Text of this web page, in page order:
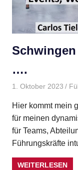
….
1. Oktober 2023
Hier kommt mein
für meinen
für Teams,
Führungskräfte
WEITERLESEN